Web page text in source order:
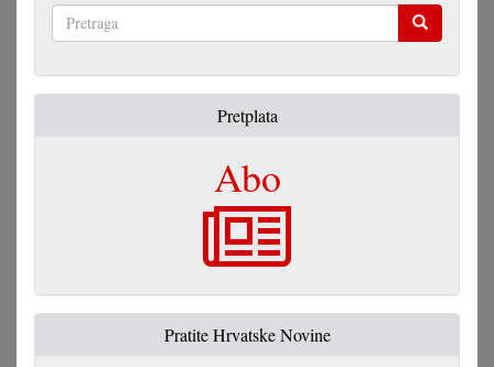
Pretplata
Abo
Pratite Hrvatske Novine